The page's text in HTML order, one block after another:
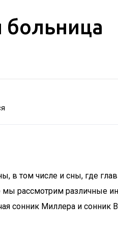
больница
в том числе и сны, где
рассмотрим различные
сонник Миллера и сонник